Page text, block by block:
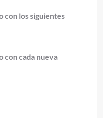
con los siguientes
con cada nueva